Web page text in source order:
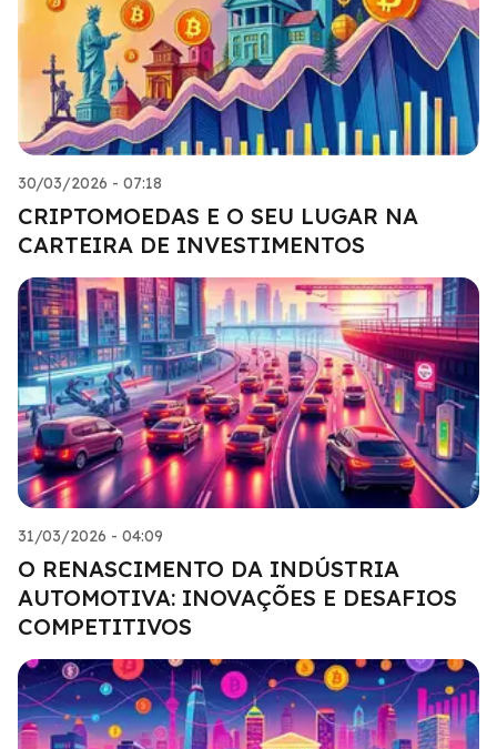
30/03/2026 - 07:18
CRIPTOMOEDAS E O SEU LUGAR NA
CARTEIRA DE INVESTIMENTOS
31/03/2026 - 04:09
O RENASCIMENTO DA INDÚSTRIA
AUTOMOTIVA: INOVAÇÕES E DESAFIOS
COMPETITIVOS